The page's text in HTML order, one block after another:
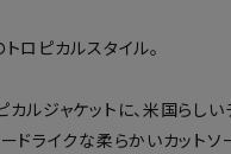
ロピカルスタイル。
ルジャケットに、米国らし
ドライクな柔らかいカット